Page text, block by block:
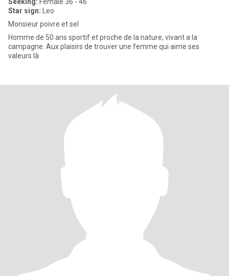
Star sign: Leo
Monsieur poivre et sel
Homme de 50 ans sportif et proche de la nature, vivant a la
campagne. Aux plaisirs de trouver une femme qui aime ses
valeurs là